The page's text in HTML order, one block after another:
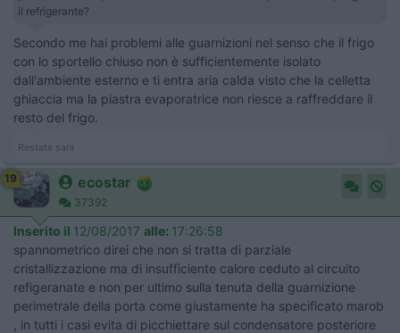
il refrigerante?
Secondo me hai problemi alle guarnizioni nel senso che il frigo
con lo sportello chiuso non è sufficientemente isolato
dall'ambiente esterno e ti entra aria calda visto che la celletta
ghiaccia ma la piastra evaporatrice non riesce a raffreddare il
resto del frigo.
Restate sani
19 ecostar
37392
Inserito il 12/08/2017 alle: 17:26:58
spannometrico direi che non si tratta di parziale
cristallizzazione ma di insufficiente calore ceduto al circuito
refigeranate e non per ultimo sulla tenuta della guarnizione
perimetrale della porta come giustamente ha specificato marob
, in tutti i casi evita di picchiettare sul condensatore posteriore